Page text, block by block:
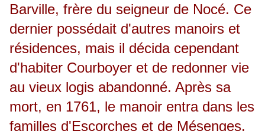
Barville, frère du seigneur de Nocé. Ce
dernier possédait d'autres manoirs et
résidences, mais il décida cependant
d'habiter Courboyer et de redonner vie
au vieux logis abandonné. Après sa
mort, en 1761, le manoir entra dans les
familles d'Escorches et de Mésenges.